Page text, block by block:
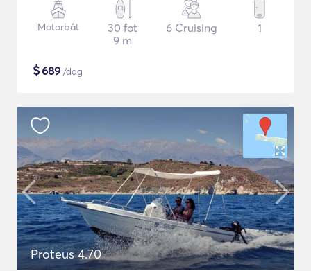
Motorbåt
30 fot
9 m
6 Cruising 1
$689 /dag
Proteus 4.70